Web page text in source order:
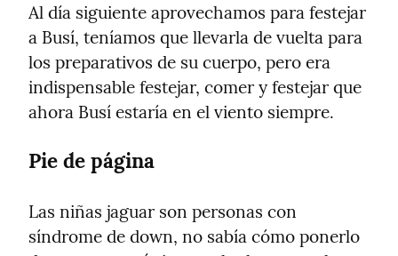
Al día siguiente aprovechamos para festejar
a Busí, teníamos que llevarla de vuelta para
los preparativos de su cuerpo, pero era
indispensable festejar, comer y festejar que
ahora Busí estaría en el viento siempre.
Pie de página
Las niñas jaguar son personas con
síndrome de down, no sabía cómo ponerlo